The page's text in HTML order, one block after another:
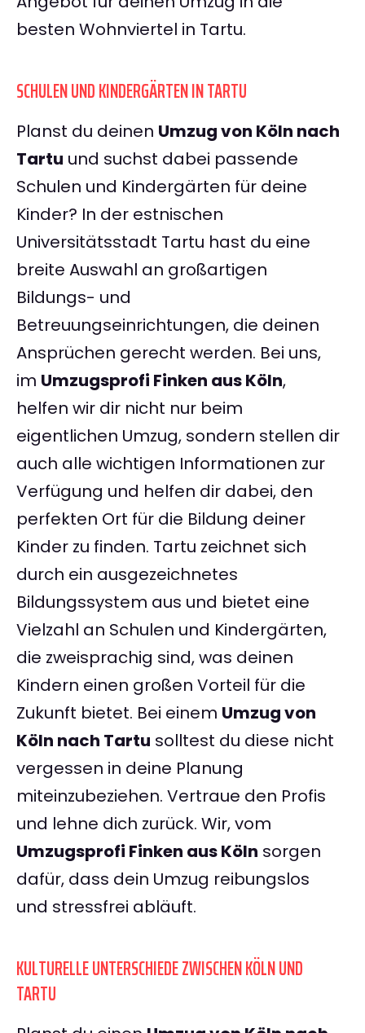
besten Wohnviertel in Tartu.
SCHULEN UND KINDERGÄRTEN IN TARTU
Planst du deinen Umzug von Köln nach
Tartu und suchst dabei passende
Schulen und Kindergärten für deine
Kinder? In der estnischen
Universitätsstadt Tartu hast du eine
breite Auswahl an großartigen
Bildungs- und
Betreuungseinrichtungen, die deinen
Ansprüchen gerecht werden. Bei uns,
im Umzugsprofi Finken aus Köln,
helfen wir dir nicht nur beim
eigentlichen Umzug, sondern stellen dir
auch alle wichtigen Informationen zur
Verfügung und helfen dir dabei, den
perfekten Ort für die Bildung deiner
Kinder zu finden. Tartu zeichnet sich
durch ein ausgezeichnetes
Bildungssystem aus und bietet eine
Vielzahl an Schulen und Kindergärten,
die zweisprachig sind, was deinen
Kindern einen großen Vorteil für die
Zukunft bietet. Bei einem Umzug von
Köln nach Tartu solltest du diese nicht
vergessen in deine Planung
miteinzubeziehen. Vertraue den Profis
und lehne dich zurück. Wir, vom
Umzugsprofi Finken aus Köln sorgen
dafür, dass dein Umzug reibungslos
und stressfrei abläuft.
KULTURELLE UNTERSCHIEDE ZWISCHEN KÖLN UND
TARTU